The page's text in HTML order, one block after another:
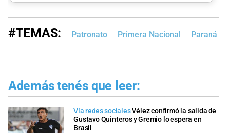
#TEMAS: Patronato Primera Nacional Paraná
Además tenés que leer:
Vía redes socialesVélez confirmó la salida de
Gustavo Quinteros y Gremio lo espera en
Brasil